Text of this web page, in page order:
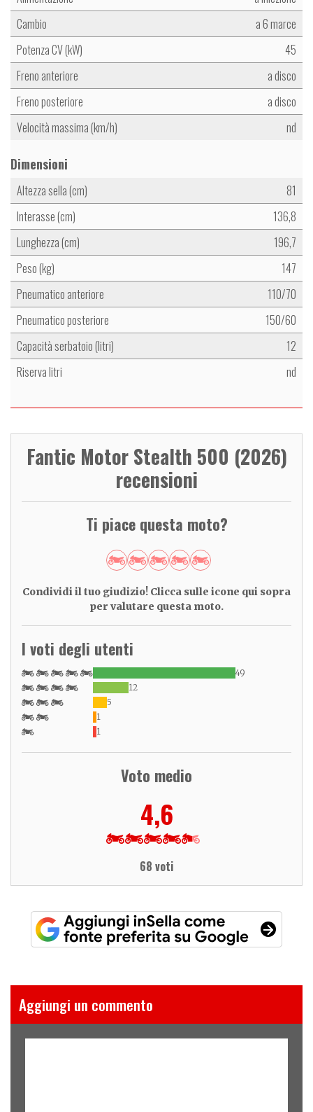
Cambio
a 6 marce
Potenza CV (kW)
45
Freno anteriore
a disco
Freno posteriore
a disco
Velocità massima (km/h)
nd
Dimensioni
Altezza sella (cm)
81
Interasse (cm)
136,8
Lunghezza (cm)
196,7
Peso (kg)
147
Pneumatico anteriore
110/70
Pneumatico posteriore
150/60
Capacità serbatoio (litri)
12
Riserva litri
nd
Fantic Motor Stealth 500 (2026)
recensioni
Ti piace questa moto?
Condividi il tuo giudizio! Clicca sulle icone qui sopra
per valutare questa moto.
I voti degli utenti
49
12
5
1
1
Voto medio
4,6
68 voti
Aggiungi un commento